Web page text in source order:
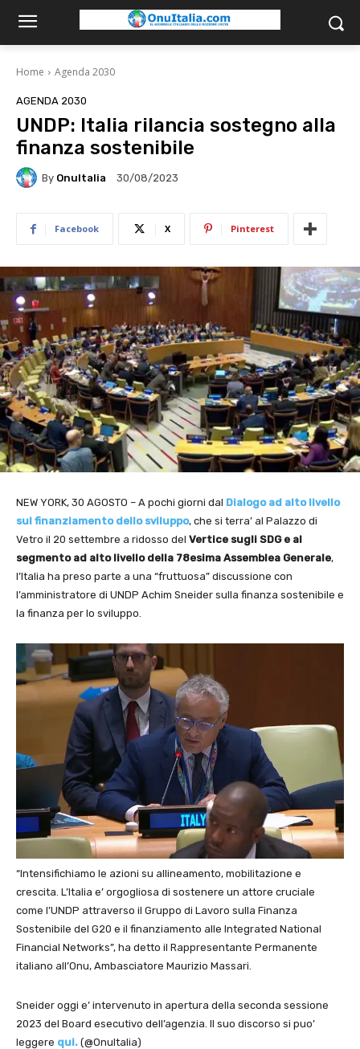
Home Agenda 2030
AGENDA 2030
UNDP: Italia rilancia sostegno alla
finanza sostenibile
By OnuItalia 30/08/2023
Facebook X Pinterest
NEW YORK, 30 AGOSTO – A pochi giorni dal Dialogo ad alto livello
sul finanziamento dello sviluppo, che si terra’ al Palazzo di
Vetro il 20 settembre a ridosso del Vertice sugli SDG e al
segmento ad alto livello della 78esima Assemblea Generale,
l’Italia ha preso parte a una “fruttuosa” discussione con
l’amministratore di UNDP Achim Sneider sulla finanza sostenibile e
la finanza per lo sviluppo.
“Intensifichiamo le azioni su allineamento, mobilitazione e
crescita. L’Italia e’ orgogliosa di sostenere un attore cruciale
come l’UNDP attraverso il Gruppo di Lavoro sulla Finanza
Sostenibile del G20 e il finanziamento alle Integrated National
Financial Networks”, ha detto il Rappresentante Permanente
italiano all’Onu, Ambasciatore Maurizio Massari.
Sneider oggi e’ intervenuto in apertura della seconda sessione
2023 del Board esecutivo dell’agenzia. Il suo discorso si puo’
leggere qui. (@OnuItalia)